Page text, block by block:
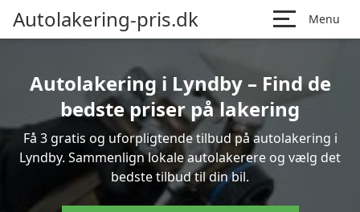
Autolakering-pris.dk Menu
Autolakering i Lyndby – Find de
bedste priser på lakering
Få 3 gratis og uforpligtende tilbud på autolakering i
Lyndby. Sammenlign lokale autolakerere og vælg det
bedste tilbud til din bil.